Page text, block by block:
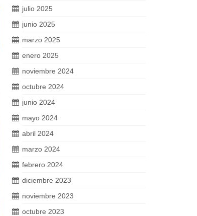
julio 2025
junio 2025
marzo 2025
enero 2025
noviembre 2024
octubre 2024
junio 2024
mayo 2024
abril 2024
marzo 2024
febrero 2024
diciembre 2023
noviembre 2023
octubre 2023